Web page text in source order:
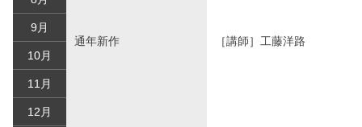
通年新作 ［講師］工藤洋路
9月
10月
11月
12月